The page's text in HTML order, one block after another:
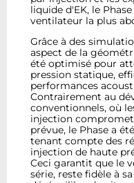
liquide d'EK, le
ventilateur la plus
Grâce à des
aspect de la
été optimisé pour
pression statique,
performances
Contrairement au
conventionnels, où
injection
prévue, le Phase a
tenant compte des
injection de haute
Ceci garantit que le
série, reste fidèle à